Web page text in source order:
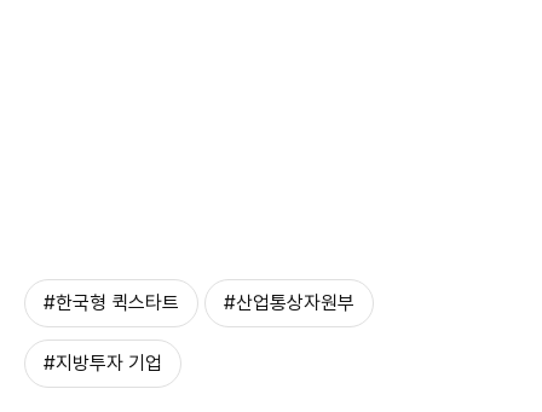
#한국형 퀵스타트 #산업통상자원부
#지방투자 기업